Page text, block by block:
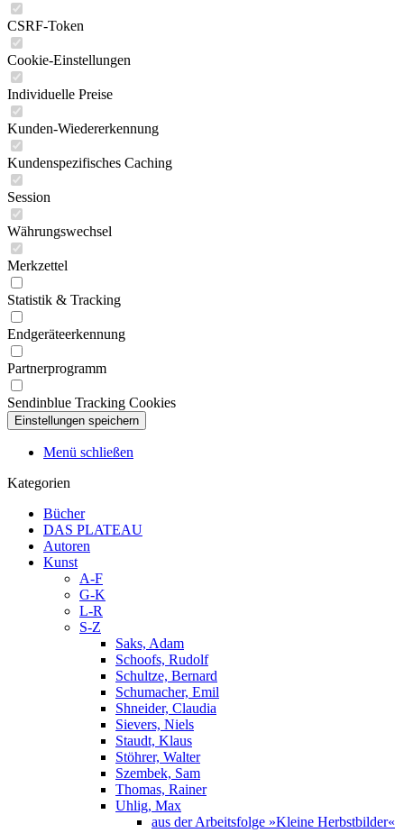
CSRF-Token
Cookie-Einstellungen
Individuelle Preise
Kunden-Wiedererkennung
Kundenspezifisches Caching
Session
Währungswechsel
Merkzettel
Statistik & Tracking
Endgeräteerkennung
Partnerprogramm
Sendinblue Tracking Cookies
Menü schließen
Kategorien
Bücher
DAS PLATEAU
Autoren
Kunst
A-F
G-K
L-R
S-Z
Saks, Adam
Schoofs, Rudolf
Schultze, Bernard
Schumacher, Emil
Shneider, Claudia
Sievers, Niels
Staudt, Klaus
Stöhrer, Walter
Szembek, Sam
Thomas, Rainer
Uhlig, Max
aus der Arbeitsfolge »Kleine Herbstbilder«